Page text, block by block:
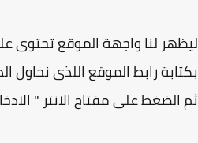
لنا واجهة الموقع تحتوى
رابط الموقع اللذى نحاول
على مفتاح الانتر "